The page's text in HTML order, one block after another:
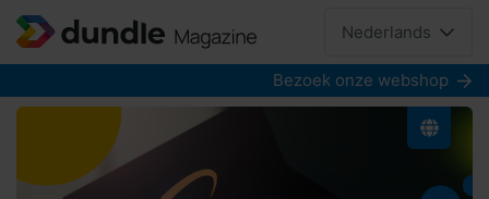
Nederlands
Bezoek onze webshop